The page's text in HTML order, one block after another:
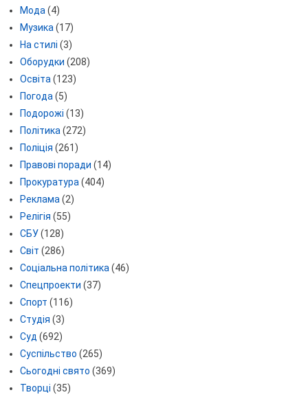
Мода(4)
Музика(17)
На стилі (3)
Оборудки (208)
Освіта(123)
Погода(5)
Подорожі (13)
Політика(272)
Поліція (261)
Правові поради (14)
Прокуратура(404)
Реклама(2)
Релігія (55)
СБУ(128)
Світ (286)
Соціальна політика(46)
Спецпроекти (37)
Спорт (116)
Студія (3)
Суд (692)
Суспільство (265)
Сьогодні свято (369)
Творці (35)